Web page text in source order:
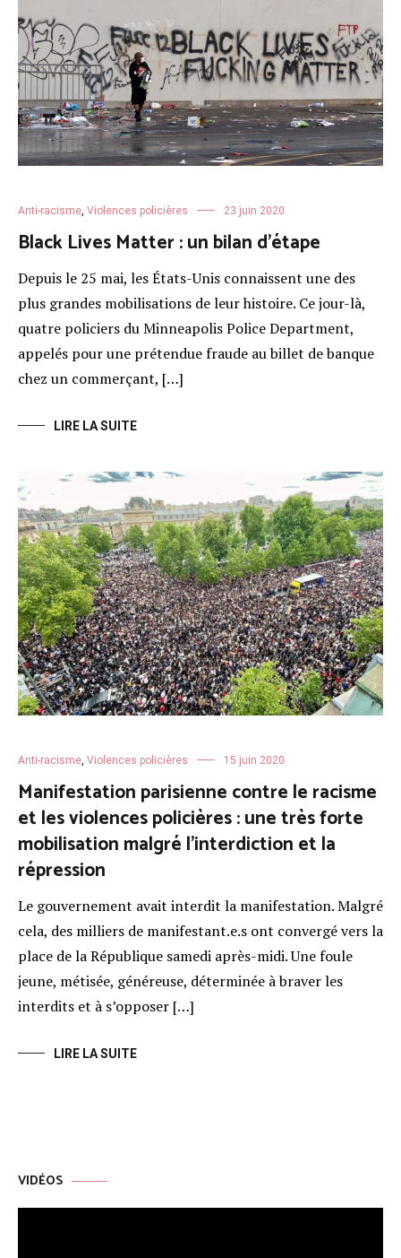
Anti-racisme, Violences policières 23 juin 2020
Black Lives Matter : un bilan d’étape
Depuis le 25 mai, les États-Unis connaissent une des
plus grandes mobilisations de leur histoire. Ce jour-là,
quatre policiers du Minneapolis Police Department,
appelés pour une prétendue fraude au billet de banque
chez un commerçant, […]
LIRE LA SUITE
Anti-racisme, Violences policières 15 juin 2020
Manifestation parisienne contre le racisme
et les violences policières : une très forte
mobilisation malgré l’interdiction et la
répression
Le gouvernement avait interdit la manifestation. Malgré
cela, des milliers de manifestant.e.s ont convergé vers la
place de la République samedi après-midi. Une foule
jeune, métisée, généreuse, déterminée à braver les
interdits et à s’opposer […]
LIRE LA SUITE
VIDÉOS